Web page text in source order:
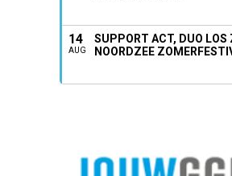
14
AUG
SUPPORT ACT, DUO LOS
NOORDZEE